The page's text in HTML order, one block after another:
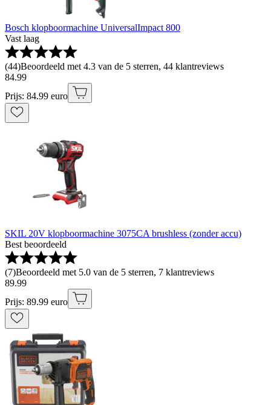
Bosch klopboormachine UniversalImpact 800
Vast laag
(44)Beoordeeld met 4.3 van de 5 sterren, 44 klantreviews
84.99
Prijs: 84.99 euro
SKIL 20V klopboormachine 3075CA brushless (zonder accu)
Best beoordeeld
(7)Beoordeeld met 5.0 van de 5 sterren, 7 klantreviews
89.99
Prijs: 89.99 euro